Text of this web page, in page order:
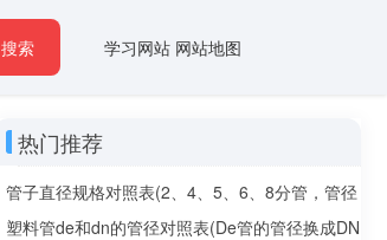
搜索 学习网站 网站地图
热门推荐
管子直径规格对照表(2、4、5、6、8分管，管径
分别是多少mm)
塑料管de和dn的管径对照表(De管的管径换成DN